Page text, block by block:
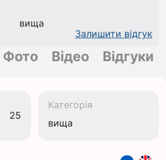
вища
Залишити відгук
Фото Відео Відгуки
25
Категорія
вища